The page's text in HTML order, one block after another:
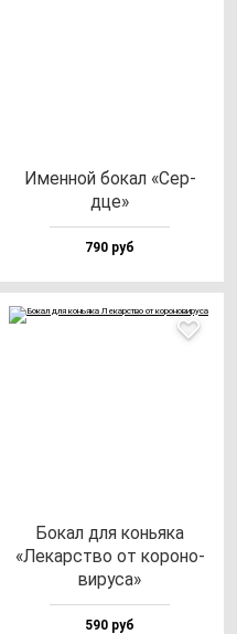
Имен­ной бо­кал «Сер­
дце»
790 руб
Бокал для конь­яка
«Лекарс­тво от ко­ро­но­
ви­ру­са»
590 руб